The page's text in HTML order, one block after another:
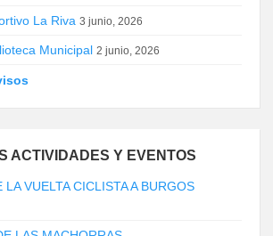
La Riva 3 junio, 2026
Municipal 2 junio, 2026
ACTIVIDADES Y EVENTOS
LA VUELTA CICLISTA A BURGOS